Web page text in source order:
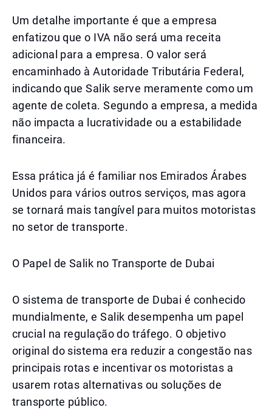
Um detalhe importante é que a empresa
enfatizou que o IVA não será uma receita
adicional para a empresa. O valor será
encaminhado à Autoridade Tributária Federal,
indicando que Salik serve meramente como um
agente de coleta. Segundo a empresa, a medida
não impacta a lucratividade ou a estabilidade
financeira.
Essa prática já é familiar nos Emirados Árabes
Unidos para vários outros serviços, mas agora
se tornará mais tangível para muitos motoristas
no setor de transporte.
O Papel de Salik no Transporte de Dubai
O sistema de transporte de Dubai é conhecido
mundialmente, e Salik desempenha um papel
crucial na regulação do tráfego. O objetivo
original do sistema era reduzir a congestão nas
principais rotas e incentivar os motoristas a
usarem rotas alternativas ou soluções de
transporte público.